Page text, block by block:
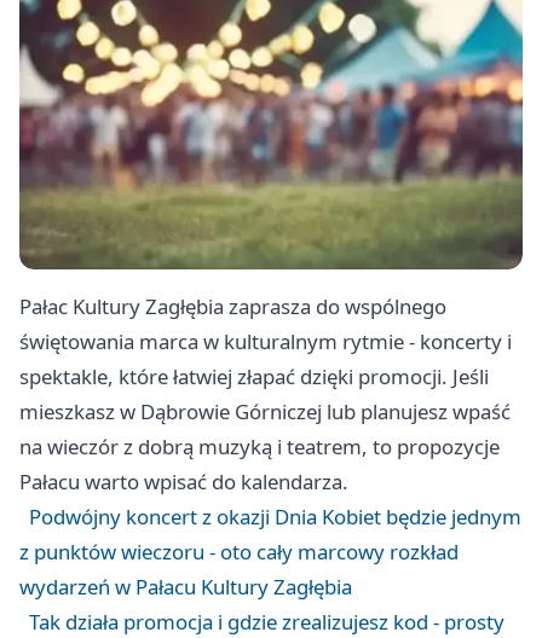
Pałac Kultury Zagłębia zaprasza do wspólnego
świętowania marca w kulturalnym rytmie - koncerty i
spektakle, które łatwiej złapać dzięki promocji. Jeśli
mieszkasz w Dąbrowie Górniczej lub planujesz wpaść
na wieczór z dobrą muzyką i teatrem, to propozycje
Pałacu warto wpisać do kalendarza.
Podwójny koncert z okazji Dnia Kobiet będzie jednym
z punktów wieczoru - oto cały marcowy rozkład
wydarzeń w Pałacu Kultury Zagłębia
Tak działa promocja i gdzie zrealizujesz kod - prosty